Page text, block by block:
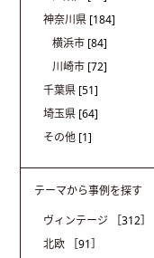
神奈川県 [184]
横浜市 [84]
川崎市 [72]
千葉県 [51]
埼玉県 [64]
その他 [1]
テーマから事例を探す
ヴィンテージ
［312］
北欧
［91］